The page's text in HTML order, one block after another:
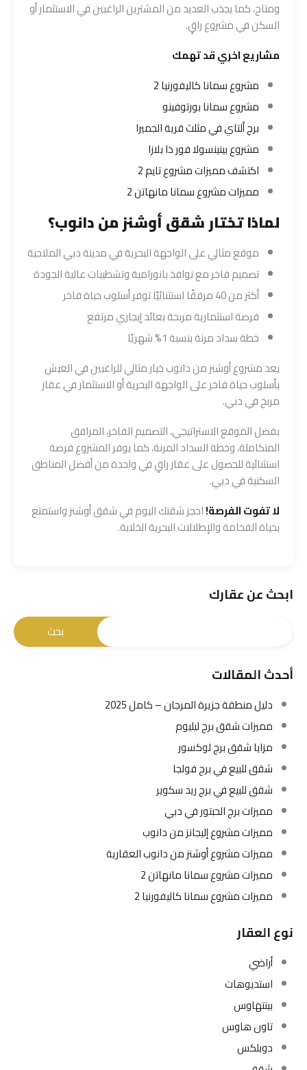
ومتاح، كما يجذب العديد من المشترين الراغبين في الاستثمار أو
السكن في مشروع راقٍ.
مشاريع اخري قد تهمك
مشروع سمانا كاليفورنيا 2
مشروع سمانا بورتوفينو
برج ألتاي في مثلث قرية الجميرا
مشروع بينينسولا فور ذا بلازا
اكتشف مميزات مشروع تايم 2
مميزات مشروع سمانا مانهاتن 2
لماذا تختار شقق أوشنز من دانوب؟
موقع مثالي على الواجهة البحرية في مدينة دبي الملاحية
تصميم فاخر مع نوافذ بانورامية وتشطيبات عالية الجودة
أكثر من 40 مرفقًا استثنائيًا توفر أسلوب حياة فاخر
فرصة استثمارية مربحة بعائد إيجاري مرتفع
خطة سداد مرنة بنسبة 1% شهريًا
يعد مشروع أوشنز من دانوب خيار مثالي للراغبين في العيش
بأسلوب حياة فاخر على الواجهة البحرية أو الاستثمار في عقار
مربح في دبي.
بفضل الموقع الاستراتيجي، التصميم الفاخر، المرافق
المتكاملة، وخطة السداد المرنة، كما يوفر المشروع فرصة
استثنائية للحصول على عقار راقٍ في واحدة من أفضل المناطق
السكنية في دبي.
لا تفوت الفرصة!احجز شقتك اليوم في شقق أوشنز واستمتع
بحياة الفخامة والإطلالات البحرية الخلابة.
ابحث عن عقارك
أحدث المقالات
دليل منطقة جزيرة المرجان – كامل 2025
مميزات شقق برج ليليوم
مزايا شقق برج لوكسور
شقق للبيع في برج فولجا
شقق للبيع في برج ريد سكوير
مميزات برج الحبتور في دبي
مميزات مشروع إليجانز من دانوب
مميزات مشروع أوشنز من دانوب العقارية
مميزات مشروع سمانا مانهاتن 2
مميزات مشروع سمانا كاليفورنيا 2
نوع العقار
أراضي
استديوهات
بينتهاوس
تاون هاوس
دوبلكس